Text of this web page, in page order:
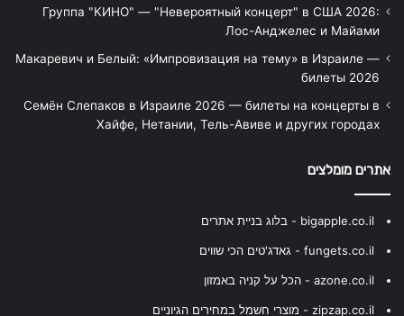
Группа "КИНО" — "Невероятный концерт" в США 2026:
Лос-Анджелес и Майами
Макаревич и Белый: «Импровизация на тему» в Израиле —
билеты 2026
Семён Слепаков в Израиле 2026 — билеты на концерты в
Хайфе, Нетании, Тель-Авиве и других городах
אתרים מומלצים
bigapple.co.il - בלוג בניית אתרים
fungets.co.il - גאדג'טים הכי שווים
azone.co.il - הכל על קניה באמזון
zipzap.co.il - מוצרי חשמל במחירים הגיוניים